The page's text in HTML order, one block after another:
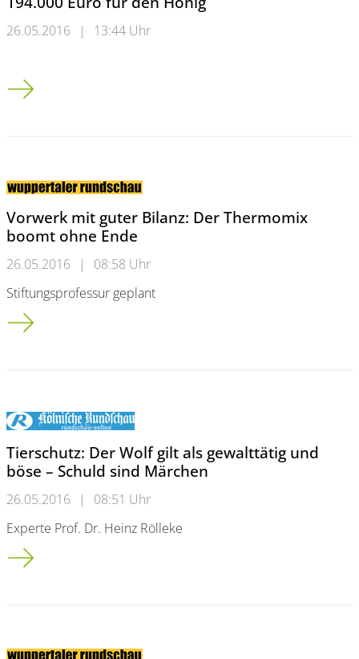
26.05.2016 | 13:44 Uhr
Uni-Forschungsprojekt zur Sortenbestimmung: 194.000 Euro
Vorwerk mit guter Bilanz: Der Thermomix
boomt ohne Ende
26.05.2016 |
08:58 Uhr
Stiftungsprofessur geplant
Vorwerk mit guter Bilanz: Der Thermomix boomt ohne Ende
Tierschutz: Der Wolf gilt als gewalttätig und
böse – Schuld sind Märchen
26.05.2016 |
08:51 Uhr
Experte Prof. Dr. Heinz Rölleke
Tierschutz: Der Wolf gilt als gewalttätig und böse – Schuld